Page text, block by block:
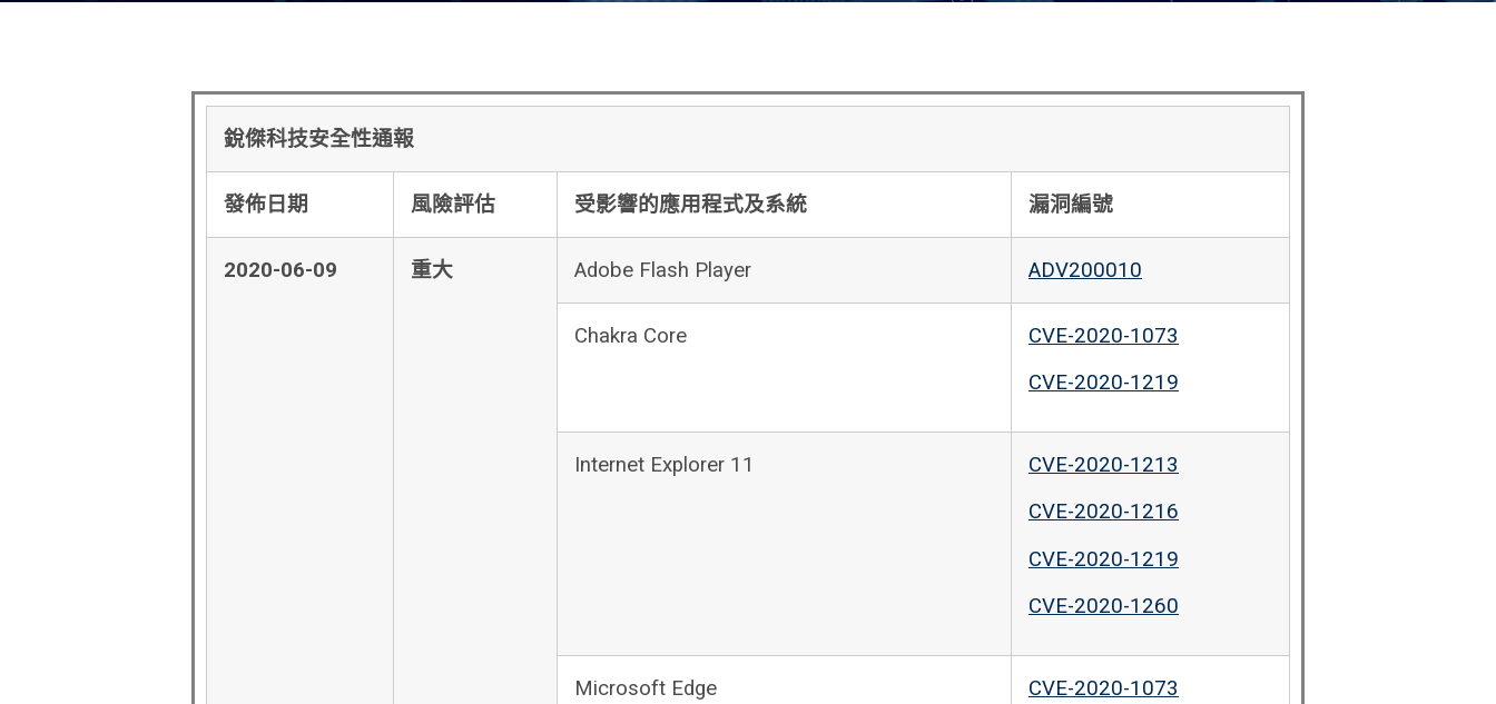
銳傑科技安全性通報
發佈日期 風險評估 受影響的應用程式及系統 漏洞編號
2020-06-09 重大 Adobe Flash Player ADV200010
Chakra Core
CVE-2020-1073
CVE-2020-1219
Internet Explorer 11
CVE-2020-1213
CVE-2020-1216
CVE-2020-1219
CVE-2020-1260
Microsoft Edge
CVE-2020-1073